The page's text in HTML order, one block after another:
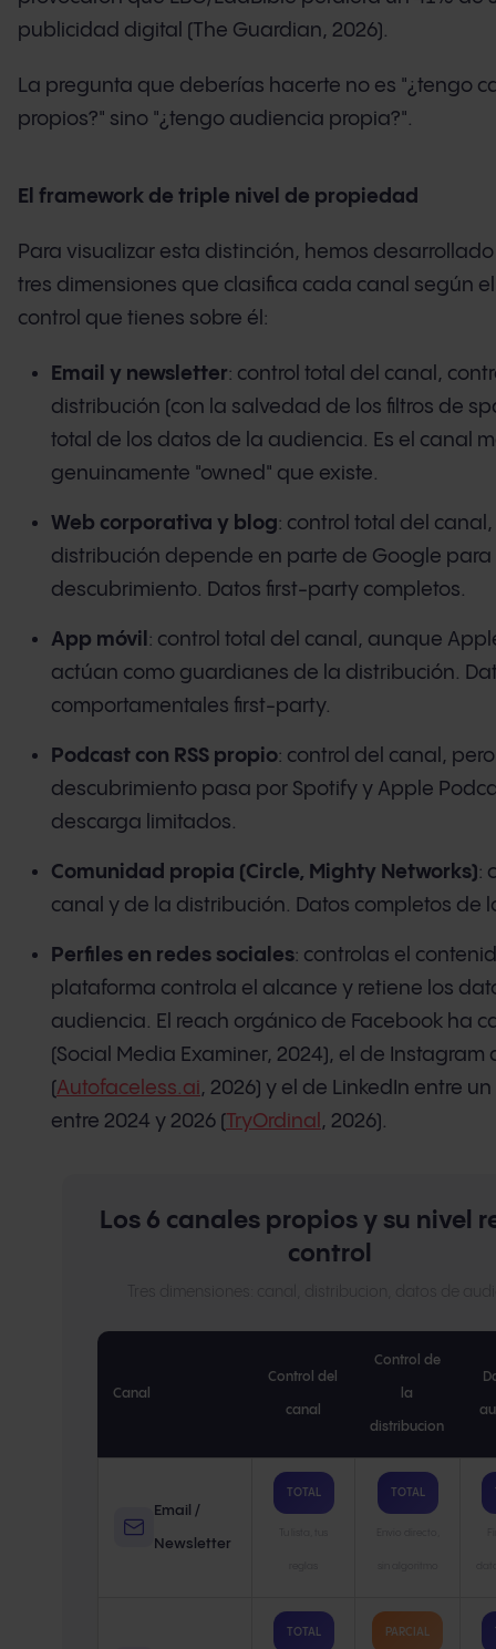
publicidad digital (The Guardian, 2026).
La pregunta que deberías hacerte no es "¿tengo
propios?" sino "¿tengo audiencia propia?".
El framework de triple nivel de propiedad
Para visualizar esta distinción, hemos
tres dimensiones que clasifica cada canal según
control que tienes sobre él:
Email y newsletter: control total del canal,
distribución (con la salvedad de los filtros de
total de los datos de la audiencia. Es el canal
genuinamente "owned" que existe.
Web corporativa y blog: control total del
distribución depende en parte de Google para
descubrimiento. Datos first-party completos.
App móvil : control total del canal, aunque
actúan como guardianes de la distribución.
comportamentales first-party.
Podcast con RSS propio: control del canal,
descubrimiento pasa por Spotify y Apple
descarga limitados.
Comunidad propia (Circle, Mighty Networks):
canal y de la distribución. Datos completos de
Perfiles en redes sociales: controlas el
plataforma controla el alcance y retiene los
audiencia. El reach orgánico de Facebook ha
(Social Media Examiner, 2024), el de Instagram
(Autofaceless.ai, 2026) y el de LinkedIn entre
entre 2024 y 2026 ( TryOrdinal , 2026).
Los 6 canales propios y su nivel
control
Canal
Control del
canal
Control de
la
distribucion
Email /
Newsletter
TOTAL TOTAL
TOTAL PARCIAL